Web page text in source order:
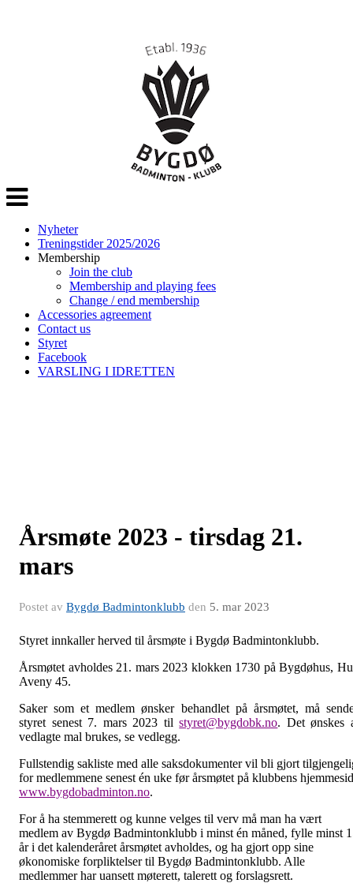
Veksle
navigasjon
Nyheter
Treningstider 2025/2026
Membership
Join the club
Membership and playing fees
Change / end membership
Accessories agreement
Contact us
Styret
Facebook
VARSLING I IDRETTEN
Årsmøte 2023 - tirsdag 21.
mars
Postet av Bygdø Badmintonklubb den 5. mar 2023
Styret innkaller herved til årsmøte i Bygdø Badmintonklubb.
Årsmøtet avholdes 21. mars 2023 klokken 1730 på Bygdøhus,
Aveny 45.
Saker som et medlem ønsker behandlet på årsmøtet, må
styret senest 7. mars 2023 tilstyret@bygdobk.no. Det ønskes
vedlagte mal brukes, se vedlegg.
Fullstendig sakliste med alle saksdokumenter vil bli gjort
for medlemmene senest én uke før årsmøtet på klubbens
www.bygdobadminton.no.
For å ha stemmerett og kunne velges til verv må man ha vært
medlem av Bygdø Badmintonklubb i minst én måned, fylle minst
år i det kalenderåret årsmøtet avholdes, og ha gjort opp sine
økonomiske forpliktelser til Bygdø Badmintonklubb. Alle
medlemmer har uansett møterett, talerett og forslagsrett.